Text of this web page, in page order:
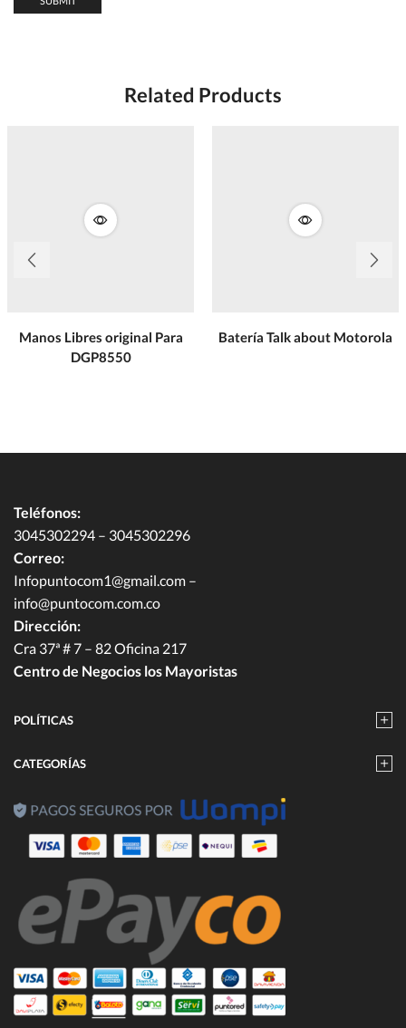
Related Products
Manos Libres original Para
DGP8550
Batería Talk about Motorola
Teléfonos:
3045302294 – 3045302296
Correo:
Infopuntocom1@gmail.com –
info@puntocom.com.co
Dirección:
Cra 37ª # 7 – 82 Oficina 217
Centro de Negocios los Mayoristas
POLÍTICAS
CATEGORÍAS